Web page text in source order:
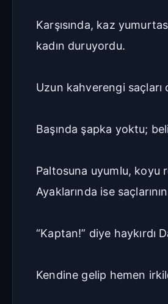
Karşısında, kaz
kadın duruyordu.
Uzun kahverengi saçları
Başında şapka yoktu;
Paltosuna uyumlu, koyu
Ayaklarında ise
“Kaptan!” diye haykırdı
Kendine gelip hemen